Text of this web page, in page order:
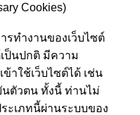
Cookies)
รทำงานของเว็บไซต์
ป็นปกติ มีความ
าใช้เว็บไซต์ได้ เช่น
นตัวตน ทั้งนี้ ท่านไม่
ะเภทนี้ผ่านระบบของ